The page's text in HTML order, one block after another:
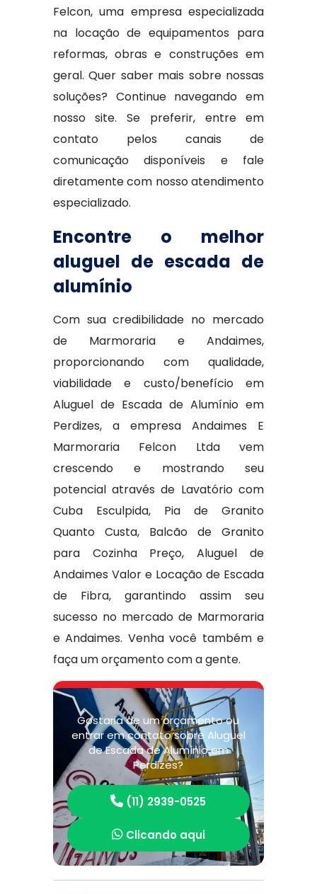
Felcon, uma empresa especializada
na locação de equipamentos para
reformas, obras e construções em
geral. Quer saber mais sobre nossas
soluções? Continue navegando em
nosso site. Se preferir, entre em
contato pelos canais de
comunicação disponíveis e fale
diretamente com nosso atendimento
especializado.
Encontre o melhor
aluguel de escada de
alumínio
Com sua credibilidade no mercado
de Marmoraria e Andaimes,
proporcionando com qualidade,
viabilidade e custo/benefício em
Aluguel de Escada de Alumínio em
Perdizes, a empresa Andaimes E
Marmoraria Felcon Ltda vem
crescendo e mostrando seu
potencial através de Lavatório com
Cuba Esculpida, Pia de Granito
Quanto Custa, Balcão de Granito
para Cozinha Preço, Aluguel de
Andaimes Valor e Locação de Escada
de Fibra, garantindo assim seu
sucesso no mercado de Marmoraria
e Andaimes. Venha você também e
faça um orçamento com a gente.
Gostaria de um orçamento ou
entrar em contato sobre Aluguel
de Escada de Alumínio em
Perdizes?
(11) 2939-0525
Clicando aqui